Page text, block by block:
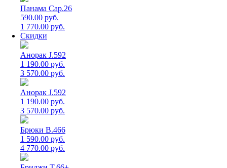
Панама Cap.26
590.00 руб.
1 770.00 руб.
Скидки
Анорак J.592
1 190.00 руб.
3 570.00 руб.
Анорак J.592
1 190.00 руб.
3 570.00 руб.
Брюки B.466
1 590.00 руб.
4 770.00 руб.